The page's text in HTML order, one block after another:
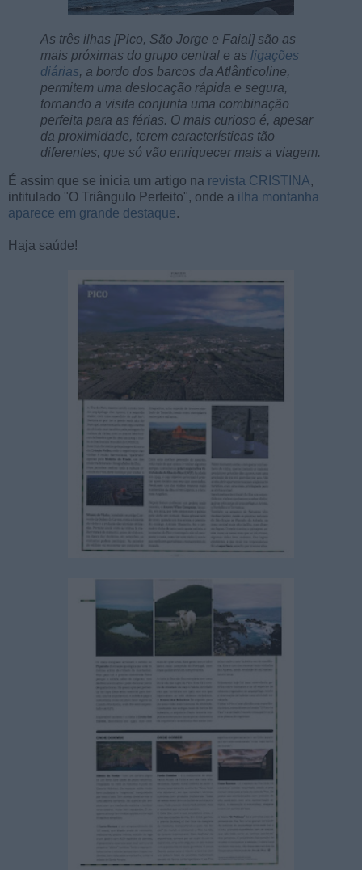
As três ilhas [Pico, São Jorge e Faial] são as
mais próximas do grupo central e as ligações
diárias, a bordo dos barcos da Atlânticoline,
permitem uma deslocação rápida e segura,
tornando a visita conjunta uma combinação
perfeita para as férias. O mais curioso é, apesar
da proximidade, terem características tão
diferentes, que só vão enriquecer mais a viagem.
É assim que se inicia um artigo na revista CRISTINA,
intitulado "O Triângulo Perfeito", onde a ilha montanha
aparece em grande destaque.
Haja saúde!